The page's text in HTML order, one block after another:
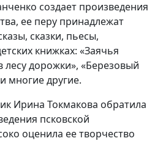
создает произведения
ее перу принадлежат
сказки, пьесы,
книжках: «Заячья
лесу дорожки», «Березовый
многие другие.
Ирина Токмакова обратила
псковской
оценила ее творчество